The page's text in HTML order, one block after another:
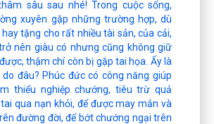
sâu sau nhé! Trong cuộc sống,
xuyên gặp những trường hợp, dù
tặng cho rất nhiều tài sản, của cải,
nên giàu có nhưng cũng không giữ
thậm chí còn bị gặp tai họa. Ấy là
đâu? Phúc đức có công năng giúp
thiểu nghiệp chướng, tiêu trừ quả
qua nạn khỏi, để được may mắn và
đường đời, để bớt chướng ngại trên